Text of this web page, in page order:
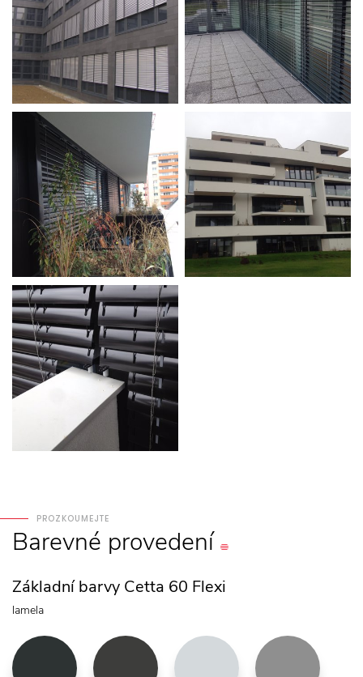
PROZKOUMEJTE
Barevné provedení
Základní barvy Cetta 60 Flexi
lamela